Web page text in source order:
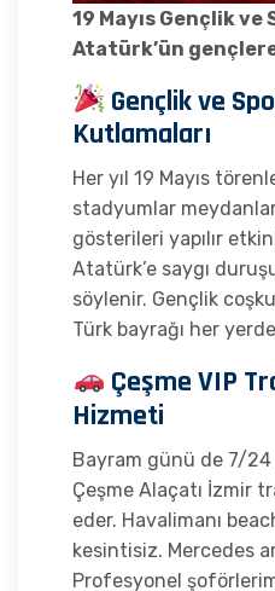
19 Mayıs Gençlik ve
Atatürk’ün
Gençlik ve
Kutlamaları
Her yıl 19 Mayıs
stadyumlar
gösterileri yapılır
Atatürk’e saygı
söylenir. Gençlik
Türk bayrağı her
Çeşme VIP
Hizmeti
Bayram günü de 7/
Çeşme Alaçatı İzmir
eder. Havalimanı
kesintisiz. Mercedes
Profesyonel